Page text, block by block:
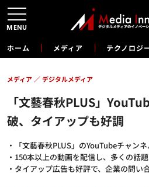
ホーム メディア テクノロジ
「文藝春秋PLUS」
破、タイアップも好調
・「文藝春秋PLUS」のYouTubeチャン
・150本以上の動画を配信し、多くの話
・タイアップ広告も好評で、企業の問い
メディア デジタルメディア
MENU